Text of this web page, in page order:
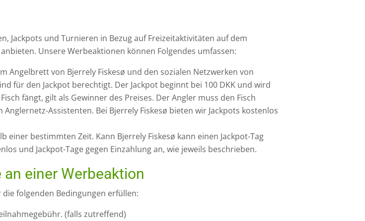
Jackpots und Turnieren in Bezug auf Freizeitaktivitäten auf dem
Unsere Werbeaktionen können Folgendes umfassen:
Angelbrett von Bjerrely Fiskesø und den sozialen Netzwerken von
für den Jackpot berechtigt. Der Jackpot beginnt bei 100 DKK und wird
fängt, gilt als Gewinner des Preises. Der Angler muss den Fisch
Assistenten. Bei Bjerrely Fiskesø bieten wir Jackpots kostenlos
einer bestimmten Zeit. Kann Bjerrely Fiskesø kann einen Jackpot-Tag
und Jackpot-Tage gegen Einzahlung an, wie jeweils beschrieben.
einer Werbeaktion
folgenden Bedingungen erfüllen:
(falls zutreffend)